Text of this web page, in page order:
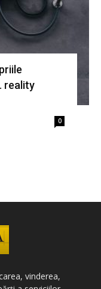
reality
0
vinderea,